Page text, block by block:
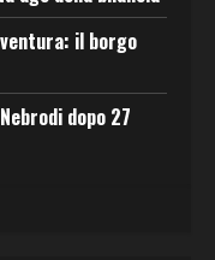
il borgo
dopo 27